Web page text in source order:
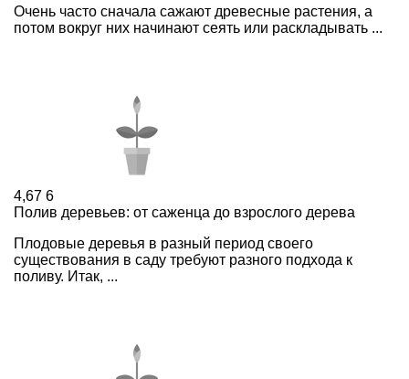
Очень часто сначала сажают древесные растения, а
потом вокруг них начинают сеять или раскладывать ...
4,67 6
Полив деревьев: от саженца до взрослого дерева
Плодовые деревья в разный период своего
существования в саду требуют разного подхода к
поливу. Итак, ...